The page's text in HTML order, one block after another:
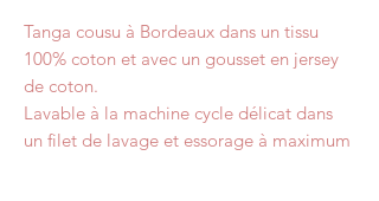
Tanga cousu à Bordeaux dans un tissu
100% coton et avec un gousset en jersey
de coton.
Lavable à la machine cycle délicat dans
un filet de lavage et essorage à maximum